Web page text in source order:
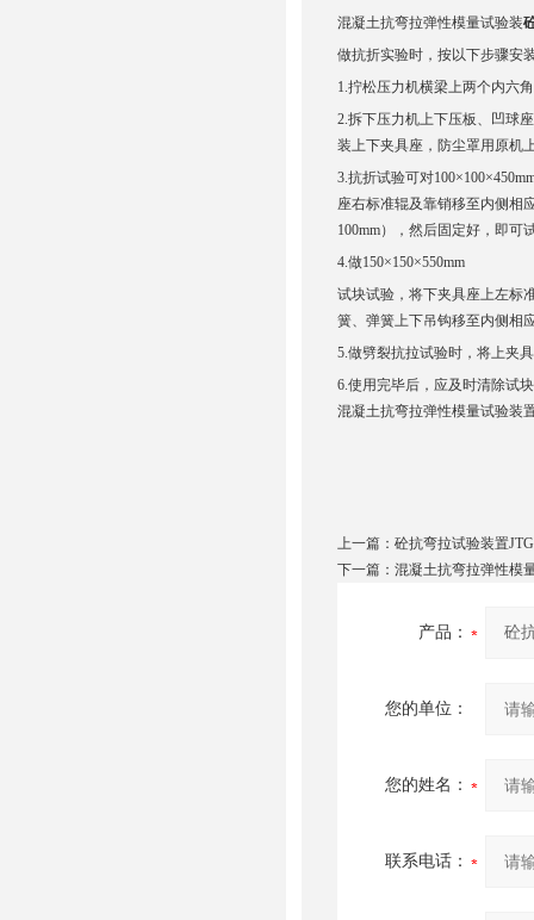
混凝土抗弯拉弹性模量试验装
做抗折实验时，按以下步骤安
1.拧松压力机横梁上两个内六
2.拆下压力机上下压板、凹球
装上下夹具座，防尘罩用原机
3.抗折试验可对
座右标准辊及靠销移至内侧相
100mm），然后固定好，即可
4.做150×150×550mm
试块试验，将下夹具座上左标
簧、弹簧上下吊钩移至内侧相
5.做劈裂抗拉试验时，将上夹
6.使用完毕后， 应及时清除试
混凝土抗弯拉弹性模量试验装
上一篇： 砼抗弯拉试验装置
下一篇： 混凝土抗弯拉弹性模
产品：
您的单位：
您的姓名：
联系电话：